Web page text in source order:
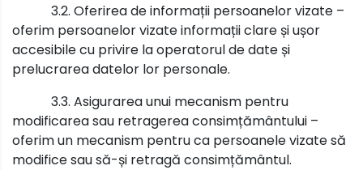
3.2. Oferirea de informații persoanelor vizate –
oferim persoanelor vizate informații clare și ușor
accesibile cu privire la operatorul de date și
prelucrarea datelor lor personale.
3.3. Asigurarea unui mecanism pentru
modificarea sau retragerea consimțământului –
oferim un mecanism pentru ca persoanele vizate să
modifice sau să-și retragă consimțământul.